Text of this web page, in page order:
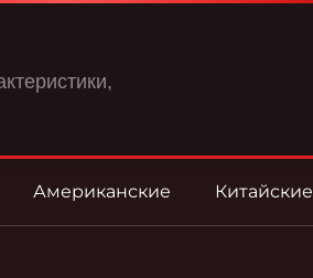
Американские Китайские